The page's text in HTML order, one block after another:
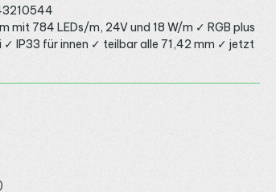
mit 784 LEDs/m, 24V und 18 W/m ✓ RGB plus
IP33 für innen ✓ teilbar alle 71,42 mm ✓ jetzt